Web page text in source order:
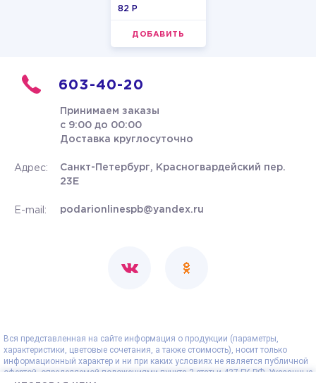
пастельные
82 P
ДОБАВИТЬ
603-40-20
Принимаем заказы
с 9:00 до 00:00
Доставка круглосуточно
Адрес:
Санкт-Петербург, Красногвардейский пер.
23Е
E-mail: podarionlinespb@yandex.ru
Вся представленная на сайте информация о продукции (параметры,
характеристики, цветовые сочетания, а также стоимость), носит только
информационный характер и ни при каких условиях не является публичной
офертой, определяемой положениями пункта 2 статьи 437 ГК РФ. Указанные